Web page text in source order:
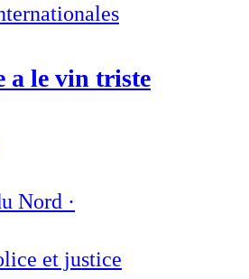
a le vin triste
Nord ·
et justice